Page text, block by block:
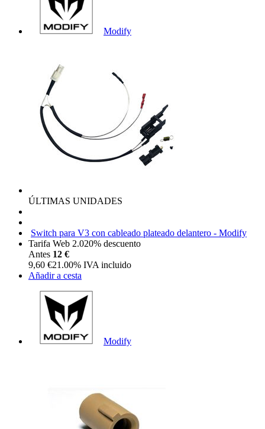
Modify
ÚLTIMAS UNIDADES
Switch para V3 con cableado plateado delantero - Modify
Tarifa Web 2.020% descuento
Antes 12 €
9,60 €21.00% IVA incluido
Añadir a cesta
Modify